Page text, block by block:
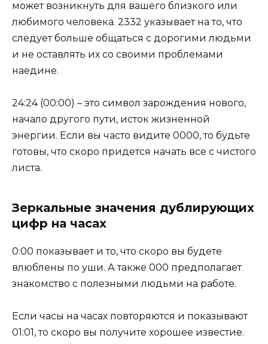
может возникнуть для вашего близкого или
любимого человека. 2332 указывает на то, что
следует больше общаться с дорогими людьми
и не оставлять их со своими проблемами
наедине.
24:24 (00:00) – это символ зарождения нового,
начало другого пути, исток жизненной
энергии. Если вы часто видите 0000, то будьте
готовы, что скоро придется начать все с чистого
листа.
Зеркальные значения дублирующих
цифр на часах
0:00 показывает и то, что скоро вы будете
влюблены по уши. А также 000 предполагает
знакомство с полезными людьми на работе.
Если часы на часах повторяются и показывают
01:01, то скоро вы получите хорошее известие.